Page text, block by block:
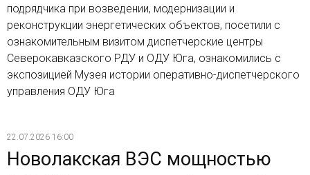
подрядчика при возведении, модернизации и
реконструкции энергетических объектов, посетили с
ознакомительным визитом диспетчерские центры
Северокавказского РДУ и ОДУ Юга, ознакомились с
экспозицией Музея истории оперативно-диспетчерского
управления ОДУ Юга
22.07.2026 16:00
Новолакская ВЭС мощностью